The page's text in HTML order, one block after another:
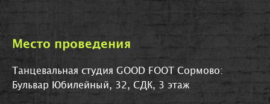
Место проведения
Танцевальная студия GOOD FOOT Сормово:
Бульвар Юбилейный, 32, СДК, 3 этаж